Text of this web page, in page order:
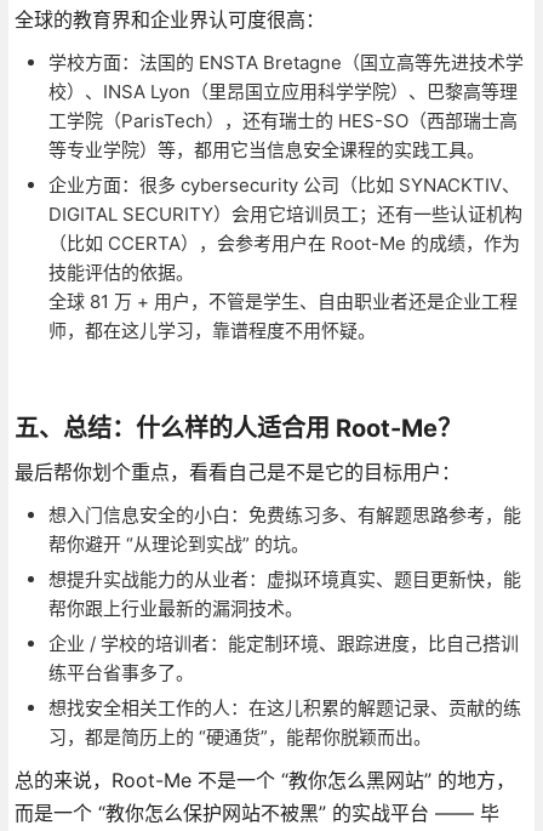
全球的教育界和企业界认可度很高：
学校方面：法国的 ENSTA Bretagne（国立高等先进技术学
校）、INSA Lyon（里昂国立应用科学学院）、巴黎高等理
工学院（ParisTech），还有瑞士的 HES-SO（西部瑞士高
等专业学院）等，都用它当信息安全课程的实践工具。
企业方面：很多 cybersecurity 公司（比如 SYNACKTIV、
DIGITAL SECURITY）会用它培训员工；还有一些认证机构
（比如 CCERTA），会参考用户在 Root-Me 的成绩，作为
技能评估的依据。
全球 81 万 + 用户，不管是学生、自由职业者还是企业工程
师，都在这儿学习，靠谱程度不用怀疑。
五、总结：什么样的人适合用 Root-Me？
最后帮你划个重点，看看自己是不是它的目标用户：
想入门信息安全的小白：免费练习多、有解题思路参考，能
帮你避开 “从理论到实战” 的坑。
想提升实战能力的从业者：虚拟环境真实、题目更新快，能
帮你跟上行业最新的漏洞技术。
企业 / 学校的培训者：能定制环境、跟踪进度，比自己搭训
练平台省事多了。
想找安全相关工作的人：在这儿积累的解题记录、贡献的练
习，都是简历上的 “硬通货”，能帮你脱颖而出。
总的来说，Root-Me 不是一个 “教你怎么黑网站” 的地方，
而是一个 “教你怎么保护网站不被黑” 的实战平台 —— 毕